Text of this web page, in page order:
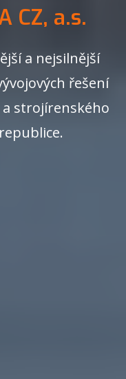
CZ, a.s.
a nejsilnější
řešení
strojírenského